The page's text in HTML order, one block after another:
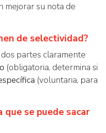
mejorar su nota de
de selectividad?
partes claramente
(obligatoria, determina si
(voluntaria, para
que se puede sacar